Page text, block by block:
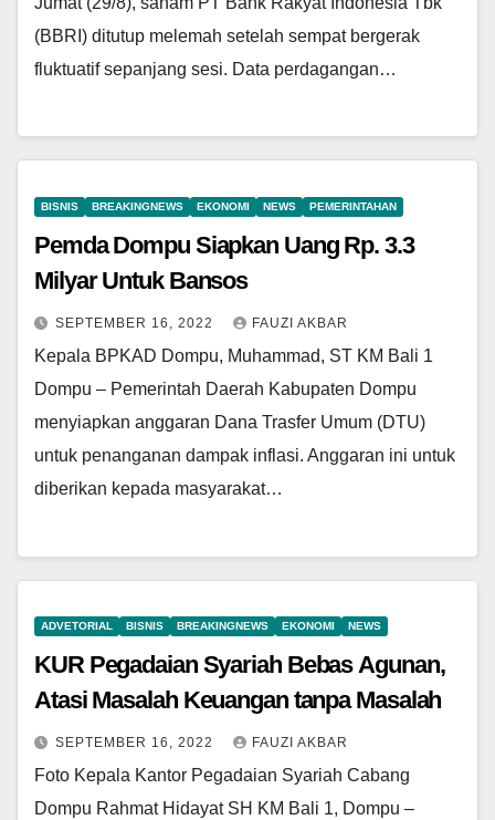
(BBRI) ditutup melemah setelah sempat bergerak
fluktuatif sepanjang sesi. Data perdagangan…
BISNIS BREAKINGNEWS EKONOMI NEWS PEMERINTAHAN
Pemda Dompu Siapkan Uang Rp. 3.3
Milyar Untuk Bansos
SEPTEMBER 16, 2022 FAUZI AKBAR
Kepala BPKAD Dompu, Muhammad, ST KM Bali 1
Dompu – Pemerintah Daerah Kabupaten Dompu
menyiapkan anggaran Dana Trasfer Umum (DTU)
untuk penanganan dampak inflasi. Anggaran ini untuk
diberikan kepada masyarakat…
ADVETORIAL BISNIS BREAKINGNEWS EKONOMI NEWS
KUR Pegadaian Syariah Bebas Agunan,
Atasi Masalah Keuangan tanpa Masalah
SEPTEMBER 16, 2022 FAUZI AKBAR
Foto Kepala Kantor Pegadaian Syariah Cabang
Dompu Rahmat Hidayat SH KM Bali 1, Dompu –